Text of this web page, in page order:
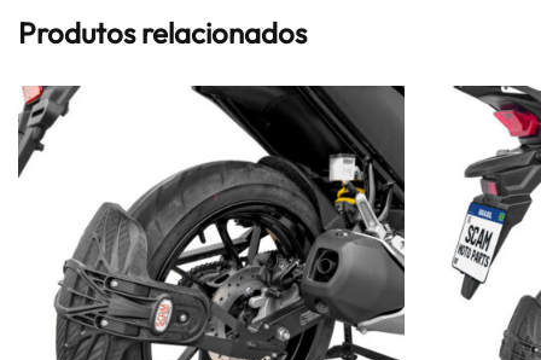
Produtos relacionados